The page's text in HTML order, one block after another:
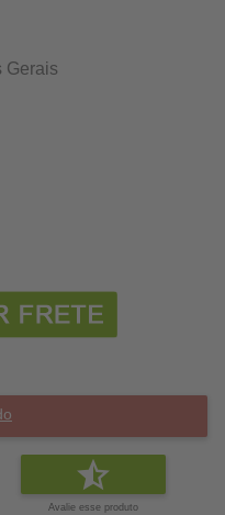
Gerais
Avalie esse produto